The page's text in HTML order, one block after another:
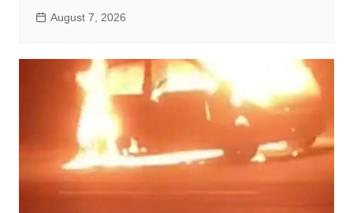
August 7, 2026